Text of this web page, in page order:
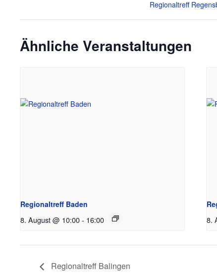
Regionaltreff
Ähnliche Veranstaltungen
Regionaltreff Baden
8. August @ 10:00- 16:00 8.
Regionaltreff Balingen